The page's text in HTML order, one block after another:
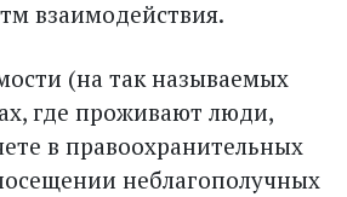
взаимодействия.
(на так называемых
где проживают люди,
в правоохранительных
неблагополучных